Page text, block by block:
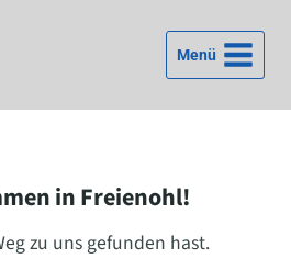
Menü
in Freienohl!
zu uns gefunden hast.